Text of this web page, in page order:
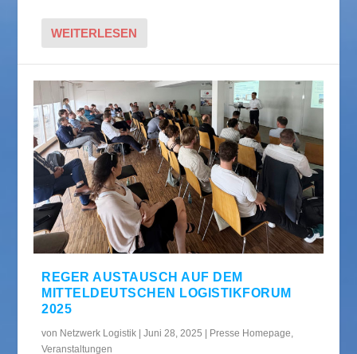
WEITERLESEN
REGER AUSTAUSCH AUF DEM
MITTELDEUTSCHEN LOGISTIKFORUM
2025
von Netzwerk Logistik |Juni 28, 2025 Presse Homepage,
Veranstaltungen